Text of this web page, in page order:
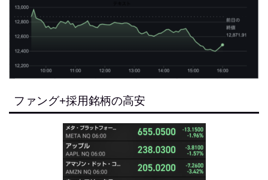
ファング+採用銘柄の高安